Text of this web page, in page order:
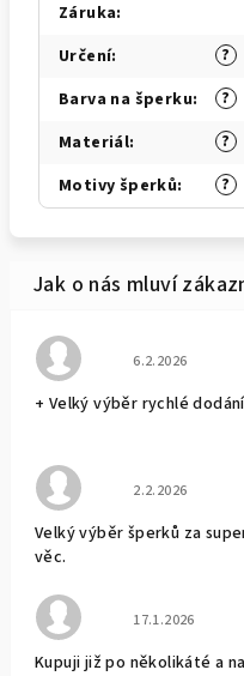
Záruka:
?
Určení:
?
Barva na šperku:
?
Materiál:
?
Motivy šperků:
Hodnocení
6.2.2026
+ Velký výběr rychlé
Hodnocení
2.2.2026
Velký výběr šperků za
věc.
Hodnocení
17.1.2026
Kupuji již po několikáté a